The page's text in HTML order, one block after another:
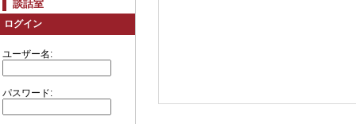
談話室
ログイン
ユーザー名:
パスワード: